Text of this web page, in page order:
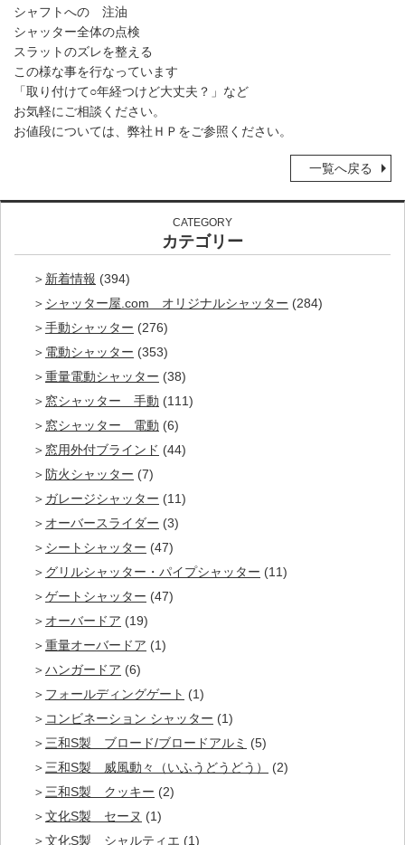
シャフトへの 注油
シャッター全体の点検
スラットのズレを整える
この様な事を行なっています
「取り付けて○年経つけど大丈夫？」など
お気軽にご相談ください。
お値段については、弊社ＨＰをご参照ください。
一覧へ戻る
CATEGORY
カテゴリー
新着情報 (394)
シャッター屋.com オリジナルシャッター (284)
手動シャッター (276)
電動シャッター (353)
重量電動シャッター (38)
窓シャッター 手動 (111)
窓シャッター 電動 (6)
窓用外付ブラインド (44)
防火シャッター (7)
ガレージシャッター (11)
オーバースライダー (3)
シートシャッター (47)
グリルシャッター・パイプシャッター (11)
ゲートシャッター (47)
オーバードア (19)
重量オーバードア (1)
ハンガードア (6)
フォールディングゲート (1)
コンビネーション シャッター (1)
三和S製 ブロード/ブロードアルミ (5)
三和S製 威風動々（いふうどうどう）
(2)
三和S製 クッキー (2)
文化S製 セーヌ (1)
文化S製 シャルティエ (1)